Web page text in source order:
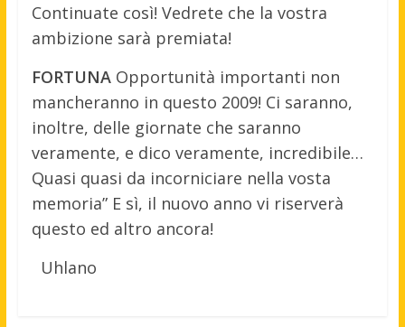
Continuate così! Vedrete che la vostra
ambizione sarà premiata!
FORTUNAOpportunità importanti non
mancheranno in questo 2009! Ci saranno,
inoltre, delle giornate che saranno
veramente, e dico veramente, incredibile…
Quasi quasi da incorniciare nella vosta
memoria” E sì, il nuovo anno vi riserverà
questo ed altro ancora!
Uhlano